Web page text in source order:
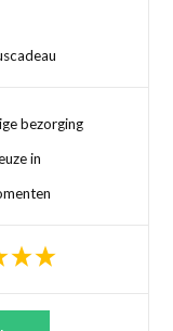
bezorging
in